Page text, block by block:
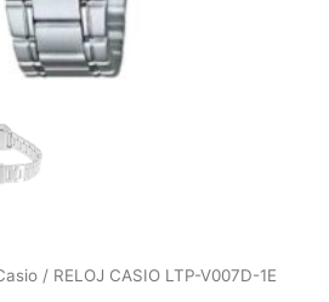
/ RELOJ CASIO LTP-V007D-1E